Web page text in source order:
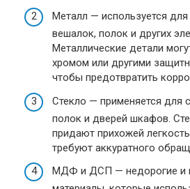
Металл — используется для
вешалок, полок и других
Металлические детали
хромом или другими
чтобы предотвратить
Стекло — применяется для
полок и дверей шкафов.
придают прихожей
требуют аккуратного
МДФ и ДСП — недорогие и